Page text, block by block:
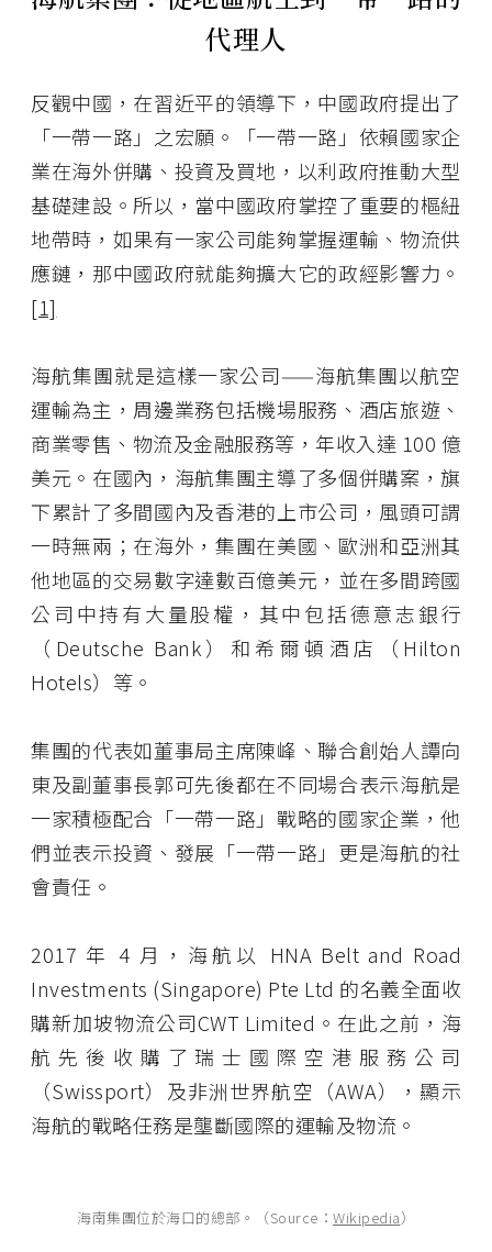
代理人
反觀中國，在習近平的領導下，中國政府提出了
「一帶一路」之宏願。「一帶一路」依賴國家企
業在海外併購、投資及買地，以利政府推動大型
基礎建設。所以，當中國政府掌控了重要的樞紐
地帶時，如果有一家公司能夠掌握運輸、物流供
應鏈，那中國政府就能夠擴大它的政經影響力。
[1]
海航集團就是這樣一家公司——海航集團以航空
運輸為主，周邊業務包括機場服務、酒店旅遊、
商業零售、物流及金融服務等，年收入達 100 億
美元。在國內，海航集團主導了多個併購案，旗
下累計了多間國內及香港的上市公司，風頭可謂
一時無兩；在海外，集團在美國、歐洲和亞洲其
他地區的交易數字達數百億美元，並在多間跨國
公司中持有大量股權，其中包括德意志銀行
（Deutsche Bank）和希爾頓酒店（Hilton
Hotels）等。
集團的代表如董事局主席陳峰、聯合創始人譚向
東及副董事長郭可先後都在不同場合表示海航是
一家積極配合「一帶一路」戰略的國家企業，他
們並表示投資、發展「一帶一路」更是海航的社
會責任。
2017 年 4 月，海航以 HNA Belt and Road
Investments (Singapore) Pte Ltd 的名義全面收
購新加坡物流公司CWT Limited。在此之前，海
航先後收購了瑞士國際空港服務公司
（Swissport）及非洲世界航空（AWA），顯示
海航的戰略任務是壟斷國際的運輸及物流。
海南集團位於海口的總部。（Source： Wikipedia）